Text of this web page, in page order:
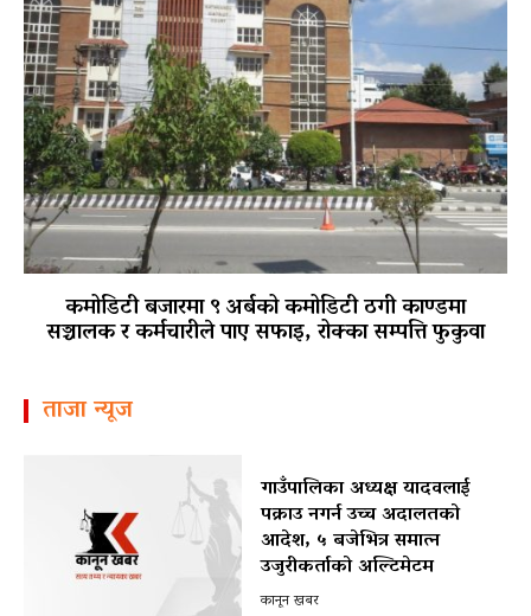
कमोडिटी बजारमा ९ अर्बको कमोडिटी ठगी काण्डमा
सञ्चालक र कर्मचारीले पाए सफाइ, रोक्का सम्पत्ति फुकुवा
ताजा न्यूज
गाउँपालिका अध्यक्ष यादवलाई
पक्राउ नगर्न उच्च अदालतको
आदेश, ५ बजेभित्र समात्न
उजुरीकर्ताको अल्टिमेटम
कानून खबर